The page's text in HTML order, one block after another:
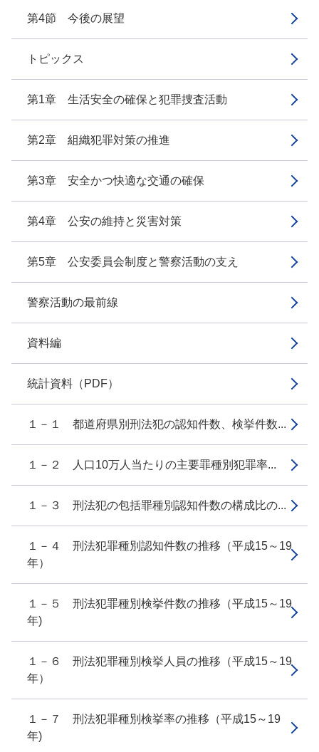
第4節 今後の展望
トピックス
第1章 生活安全の確保と犯罪捜査活動
第2章 組織犯罪対策の推進
第3章 安全かつ快適な交通の確保
第4章 公安の維持と災害対策
第5章 公安委員会制度と警察活動の支え
警察活動の最前線
資料編
統計資料（PDF）
１－１ 都道府県別刑法犯の認知件数、検挙件数...
１－２ 人口10万人当たりの主要罪種別犯罪率...
１－３ 刑法犯の包括罪種別認知件数の構成比の...
１－４ 刑法犯罪種別認知件数の推移（平成15～19
年）
１－５ 刑法犯罪種別検挙件数の推移（平成15～19
年)
１－６ 刑法犯罪種別検挙人員の推移（平成15～19
年）
１－７ 刑法犯罪種別検挙率の推移（平成15～19
年)